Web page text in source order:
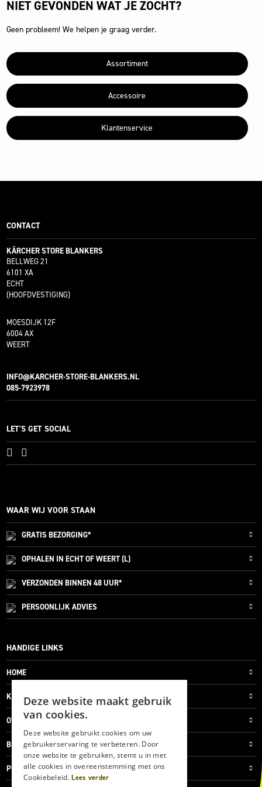
NIET GEVONDEN WAT JE ZOCHT?
Geen probleem! We helpen je graag verder.
Assortiment
Accessoire
Klantenservice
CONTACT
KÄRCHER STORE BLANKERS
BELLWEG 21
6101 XA
ECHT
(HOOFDVESTIGING)
MOESDIJK 12F
6004 AX
WEERT
INFO@KARCHER-STORE-BLANKERS.NL
085-7923978
LET'S GET SOCIAL
WAAR WIJ VOOR STAAN
GRATISBEZORGING*
OPHALEN IN ECHT OF WEERT (L)
VERZONDEN BINNEN 48 UUR*
PERSOONLIJKADVIES
HANDIGE LINKS
HOME
KLANTENSERVICE
OVER ONS
BLOG
PRIVACYVERKLARING
Deze website maakt gebruik
van cookies.
Deze website gebruikt cookies om uw
gebruikerservaring te verbeteren. Door
onze website te gebruiken, stemt u in met
alle cookies in overeenstemming met ons
Cookiebeleid.Lees verder